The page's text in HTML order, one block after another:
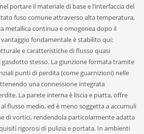
portare il materiale di base e l’interfaccia del
fuso comune attraverso alta temperatura,
metallica continua e omogenea dopo il
fondamentale è stabilito qui:
e caratteristiche di flusso quasi
stesso. La giunzione formata tramite
punti di perdita (come guarnizioni) nelle
una connessione integrata
La parete interna è liscia e piatta, offre
flusso medio, ed è meno soggetta a accumuli
di vortici, rendendola particolarmente adatta
rigorosi di pulizia e portata. In ambienti